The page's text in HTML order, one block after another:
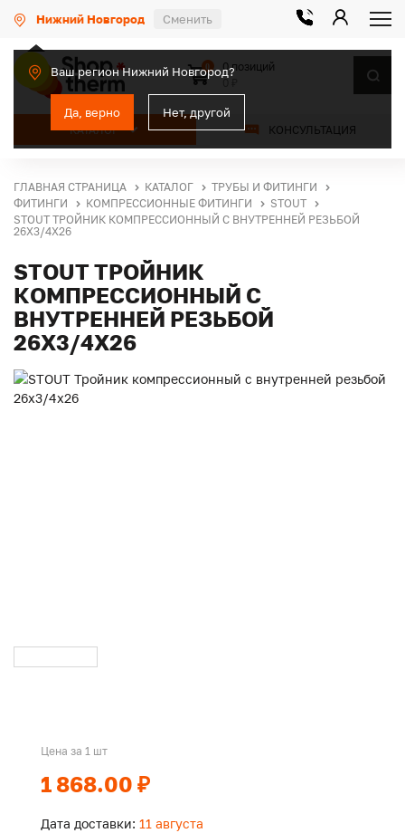
Нижний Новгород Сменить
Ваш регион Нижний Новгород?
Да, верно Нет, другой
КАТАЛОГ КОНСУЛЬТАЦИЯ
0
0 позиций
ГЛАВНАЯ СТРАНИЦА КАТАЛОГ
ТРУБЫ И ФИТИНГИ
ФИТИНГИ
КОМПРЕССИОННЫЕ ФИТИНГИ
STOUT
STOUT ТРОЙНИК КОМПРЕССИОННЫЙ С ВНУТРЕННЕЙ РЕЗЬБОЙ
26Х3/4Х26
STOUT ТРОЙНИК
КОМПРЕССИОННЫЙ С
ВНУТРЕННЕЙ РЕЗЬБОЙ
26Х3/4Х26
Цена за 1 шт
1 868.00 ₽
Дата доставки: 11 августа